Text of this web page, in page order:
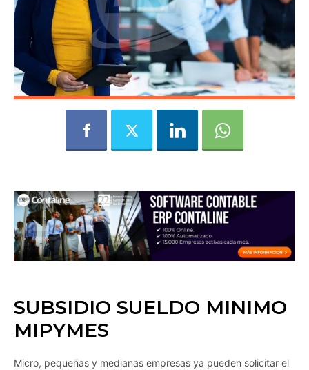
SUBSIDIO SUELDO MINIMO
MIPYMES
Micro, pequeñas y medianas empresas ya pueden solicitar el